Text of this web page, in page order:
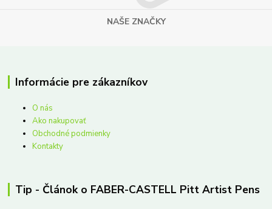
NAŠE ZNAČKY
Informácie pre zákazníkov
O nás
Ako nakupovať
Obchodné podmienky
Kontakty
Tip - Článok o FABER-CASTELL Pitt Artist Pens